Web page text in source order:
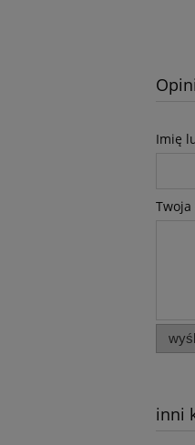
Imię
inni